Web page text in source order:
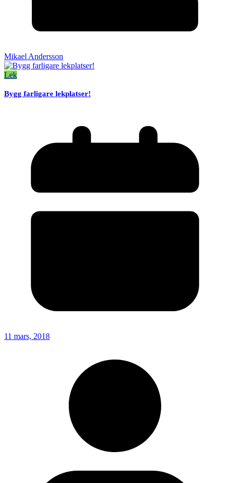
Mikael Andersson
Lek
Bygg farligare lekplatser!
11 mars, 2018